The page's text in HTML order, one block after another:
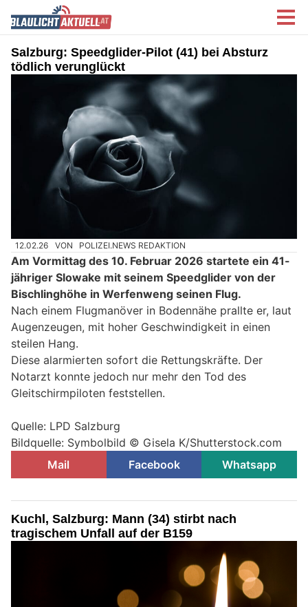
Salzburg: Speedglider-Pilot (41) bei Absturz
tödlich verunglückt
12.02.26 VON POLIZEI.NEWS REDAKTION
Am Vormittag des 10. Februar 2026 startete ein 41-
jähriger Slowake mit seinem Speedglider von der
Bischlinghöhe in Werfenweng seinen Flug.
Nach einem Flugmanöver in Bodennähe prallte er, laut
Augenzeugen, mit hoher Geschwindigkeit in einen
steilen Hang.
Diese alarmierten sofort die Rettungskräfte. Der
Notarzt konnte jedoch nur mehr den Tod des
Gleitschirmpiloten feststellen.
Quelle: LPD Salzburg
Bildquelle: Symbolbild © Gisela K/Shutterstock.com
Mail
Facebook Whatsapp
Kuchl, Salzburg: Mann (34) stirbt nach
tragischem Unfall auf der B159